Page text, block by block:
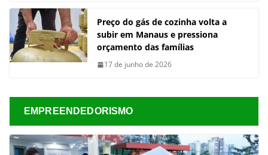
Preço do gás de cozinha volta a
subir em Manaus e pressiona
orçamento das famílias
17 de junho de 2026
EMPREENDEDORISMO